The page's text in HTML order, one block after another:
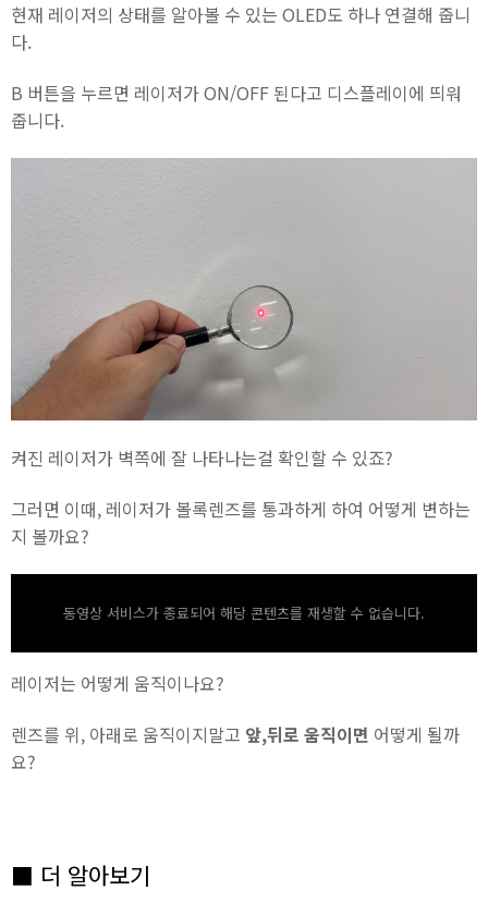
현재 레이저의 상태를 알아볼 수 있는 OLED도 하나 연결해 줍니
다.
B 버튼을 누르면 레이저가 ON/OFF 된다고 디스플레이에 띄워
줍니다.
켜진 레이저가 벽쪽에 잘 나타나는걸 확인할 수 있죠?
그러면 이때, 레이저가 볼록렌즈를 통과하게 하여 어떻게 변하는
지 볼까요?
동영상 서비스가 종료되어 해당 콘텐츠를 재생할 수 없습니다.
레이저는 어떻게 움직이나요?
렌즈를 위, 아래로 움직이지말고 앞,뒤로 움직이면 어떻게 될까
요?
■ 더 알아보기